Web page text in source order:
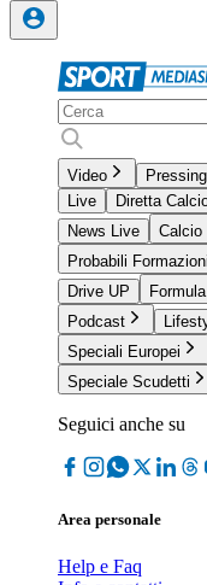
Video Pressing
Live
Diretta
News Live
Calcio
Probabili Formazioni
Drive UP
Podcast
Speciali Europei
Speciale Scudetti
Seguici anche su
Area personale
Help e Faq